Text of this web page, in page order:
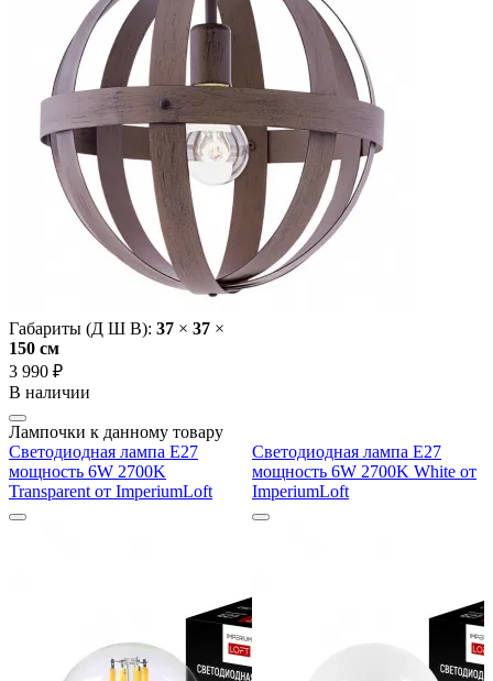
Габариты (Д Ш В): 37 × 37 ×
150 cм
3 990 ₽
В наличии
Лампочки к данному товару
Светодиодная лампа E27
мощность 6W 2700K
Transparent от ImperiumLoft
Светодиодная лампа E27
мощность 6W 2700K White от
ImperiumLoft